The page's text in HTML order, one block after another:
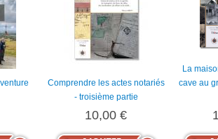
Comprendre les actes notariés
- troisième partie
10,00 €
La
cave au